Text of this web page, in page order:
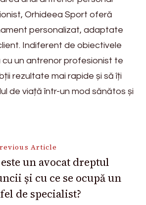
Orhideea Sport oferă
personalizat, adaptate
Indiferent de obiectivele
un antrenor profesionist te
rezultate mai rapide și să îți
de viață într-un mod sănătos și
Article
este un avocat dreptul
și cu ce se ocupă un
de specialist?